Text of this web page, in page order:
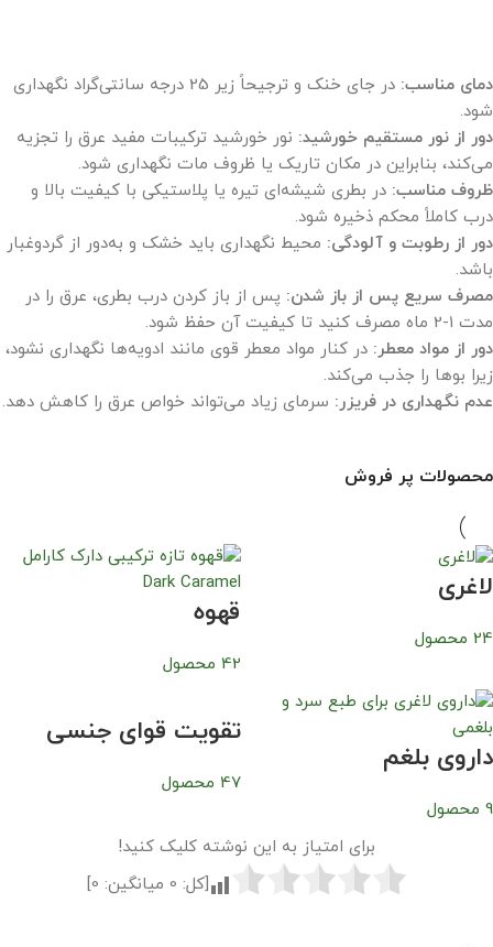
دمای مناسب:
در جای خنک و ترجیحاً زیر 25 درجه سانتی‌گراد نگهداری
شود.
دور از نور مستقیم خورشید: نور خورشید ترکیبات مفید عرق را تجزیه
می‌کند، بنابراین در مکان تاریک یا ظروف مات نگهداری شود.
ظروف مناسب: در بطری شیشه‌ای تیره یا پلاستیکی با کیفیت بالا و
درب کاملاً محکم ذخیره شود.
دور از رطوبت و آلودگی: محیط نگهداری باید خشک و به‌دور از گردوغبار
باشد.
مصرف سریع پس از باز شدن: پس از باز کردن درب بطری، عرق را در
مدت 1-2 ماه مصرف کنید تا کیفیت آن حفظ شود.
دور از مواد معطر: در کنار مواد معطر قوی مانند ادویه‌ها نگهداری نشود،
زیرا بوها را جذب می‌کند.
عدم نگهداری در فریزر: سرمای زیاد می‌تواند خواص عرق را کاهش دهد.
محصولات پر فروش
لاغری
24 محصول
قهوه
42 محصول
داروی بلغم
9 محصول
تقویت قوای جنسی
47 محصول
برای امتیاز به این نوشته کلیک کنید!
[کل: 0 میانگین: 0
]